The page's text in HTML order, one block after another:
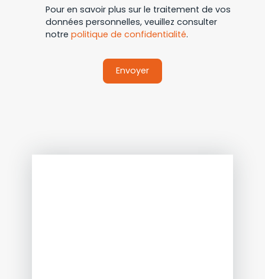
Pour en savoir plus sur le traitement de vos
données personnelles, veuillez consulter
notre politique de confidentialité.
Envoyer